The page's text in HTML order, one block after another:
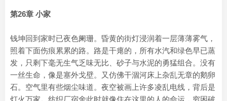
第26章 小家
钱坤回到家时已夜色阑珊。昏黄的街灯浸润着一层薄薄雾气，
照着下面伤痕累累的路。路是干瘪的，所有水汽和绿色早已蒸
发，只剩下毫无生气乏味无比、砂子与水泥的勇猛组合。没有
一丝生命，像是塞外戈壁。又仿佛干涸河床上杂乱无章的鹅卵
石。空气里有些烟尘味道。夜空被画上许多凌乱电线，背后是
灯火万家。纺织厂宿舍此时就像住在这里的人的命运，穷困破